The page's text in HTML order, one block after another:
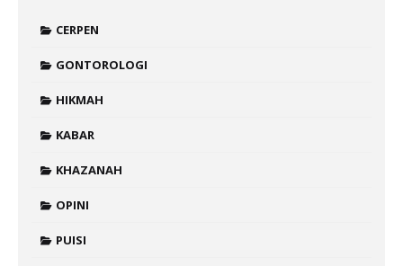
CERPEN
GONTOROLOGI
HIKMAH
KABAR
KHAZANAH
OPINI
PUISI